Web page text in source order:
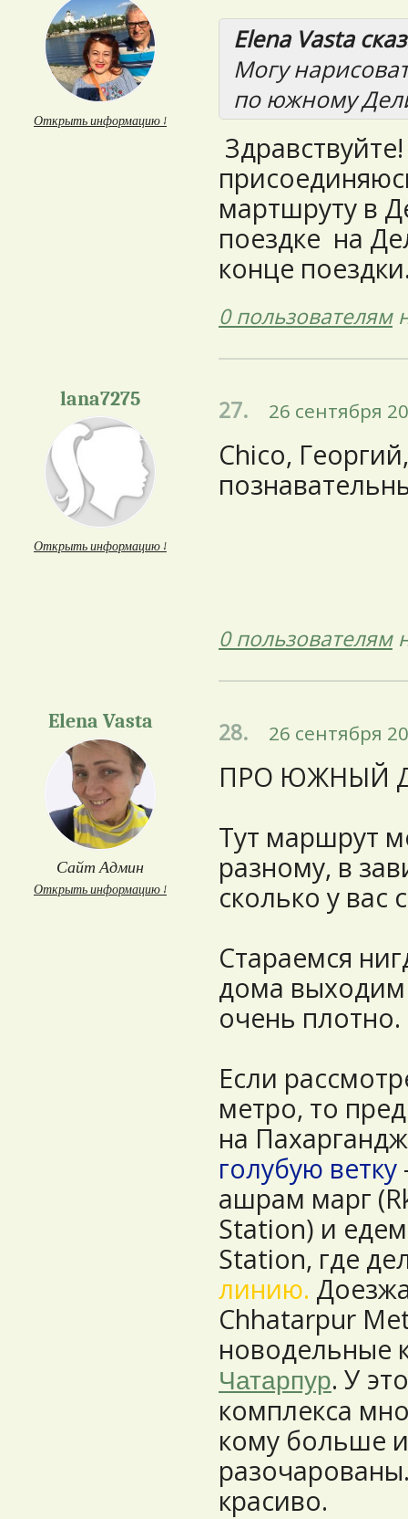
Открыть информацию ↓
Elena Vasta
Могу
по южному
мартшруту в
поездке на
конце
0 пользователям
lana7275
Открыть информацию ↓
27. 26 сентября
Chico,
0 пользователям
Elena Vasta
Сайт Админ
Открыть информацию ↓
28. 26 сентября
ПРО ЮЖНЫЙ
Тут маршрут
разному, в
сколько у вас
Стараемся
дома выходим
очень плотно.
Если
метро, то
на
голубую ветку
ашрам марг
Station) и
Station, где
линию.
Chhatarpur
новодельные
Чатарпур. У
комплекса
кому больше
красиво.